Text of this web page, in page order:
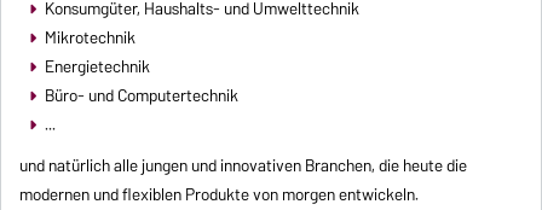
Konsumgüter, Haushalts- und Umwelttechnik
Mikrotechnik
Energietechnik
Büro- und Computertechnik
...
und natürlich alle jungen und innovativen Branchen, die heute die
modernen und flexiblen Produkte von morgen entwickeln.